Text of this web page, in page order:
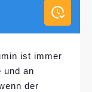
ist immer
und an
der